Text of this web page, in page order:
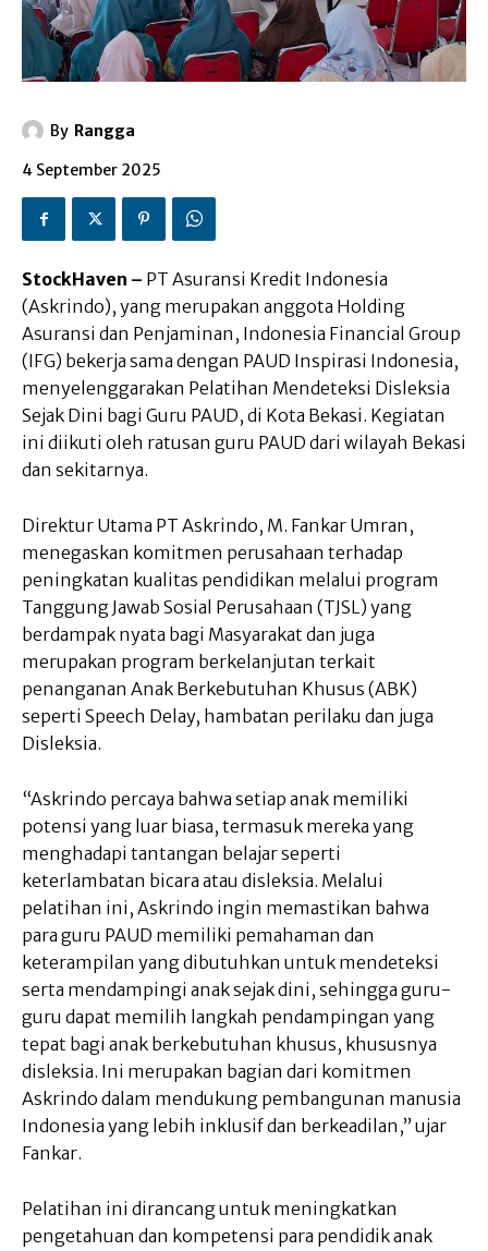
By Rangga
4 September 2025
StockHaven – PT Asuransi Kredit Indonesia
(Askrindo), yang merupakan anggota Holding
Asuransi dan Penjaminan, Indonesia Financial Group
(IFG) bekerja sama dengan PAUD Inspirasi Indonesia,
menyelenggarakan Pelatihan Mendeteksi Disleksia
Sejak Dini bagi Guru PAUD, di Kota Bekasi. Kegiatan
ini diikuti oleh ratusan guru PAUD dari wilayah Bekasi
dan sekitarnya.
Direktur Utama PT Askrindo, M. Fankar Umran,
menegaskan komitmen perusahaan terhadap
peningkatan kualitas pendidikan melalui program
Tanggung Jawab Sosial Perusahaan (TJSL) yang
berdampak nyata bagi Masyarakat dan juga
merupakan program berkelanjutan terkait
penanganan Anak Berkebutuhan Khusus (ABK)
seperti Speech Delay, hambatan perilaku dan juga
Disleksia.
“Askrindo percaya bahwa setiap anak memiliki
potensi yang luar biasa, termasuk mereka yang
menghadapi tantangan belajar seperti
keterlambatan bicara atau disleksia. Melalui
pelatihan ini, Askrindo ingin memastikan bahwa
para guru PAUD memiliki pemahaman dan
keterampilan yang dibutuhkan untuk mendeteksi
serta mendampingi anak sejak dini, sehingga guru-
guru dapat memilih langkah pendampingan yang
tepat bagi anak berkebutuhan khusus, khususnya
disleksia. Ini merupakan bagian dari komitmen
Askrindo dalam mendukung pembangunan manusia
Indonesia yang lebih inklusif dan berkeadilan,” ujar
Fankar.
Pelatihan ini dirancang untuk meningkatkan
pengetahuan dan kompetensi para pendidik anak